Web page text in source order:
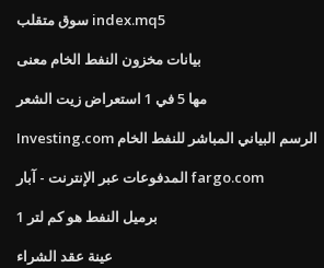
سوق متقلب index.mq5
بيانات مخزون النفط الخام معنى
مها 5 في 1 استعراض زيت الشعر
Investing.com الرسم البياني المباشر للنفط الخام
المدفوعات عبر الإنترنت - آبار fargo.com
1 برميل النفط هو كم لتر
عينة عقد الشراء